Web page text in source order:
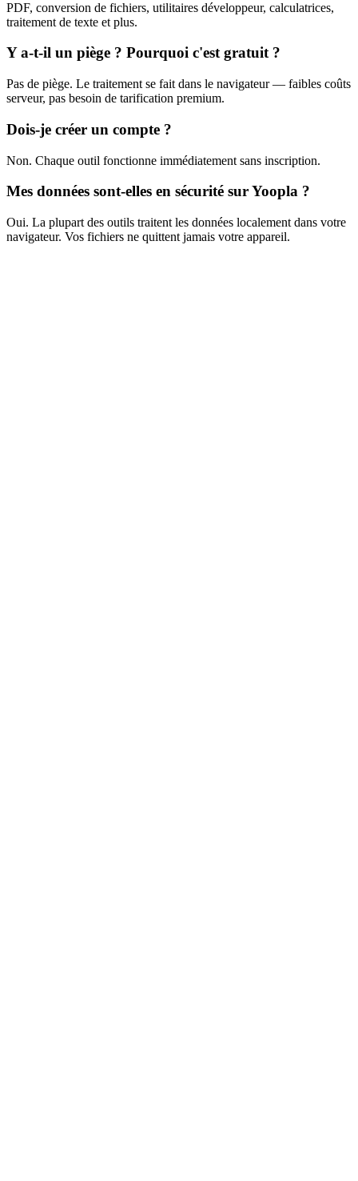
PDF, conversion de fichiers, utilitaires développeur, calculatrices,
traitement de texte et plus.
Y a-t-il un piège ? Pourquoi c'est gratuit ?
Pas de piège. Le traitement se fait dans le navigateur — faibles coûts
serveur, pas besoin de tarification premium.
Dois-je créer un compte ?
Non. Chaque outil fonctionne immédiatement sans inscription.
Mes données sont-elles en sécurité sur Yoopla ?
Oui. La plupart des outils traitent les données localement dans votre
navigateur. Vos fichiers ne quittent jamais votre appareil.